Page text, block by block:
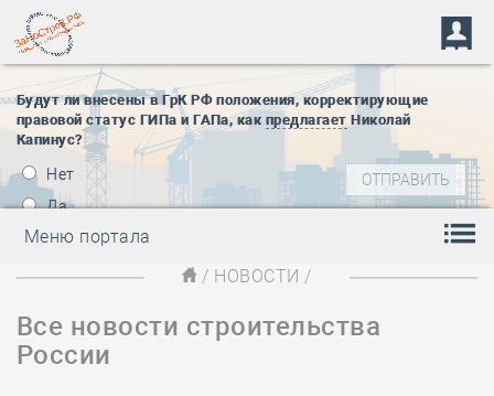
Будут ли внесены в ГрК РФ положения, корректирующие
правовой статус ГИПа и ГАПа, как предлагает Николай
Капинус?
Нет
Да
Меню портала
/ НОВОСТИ /
Все новости строительства
России